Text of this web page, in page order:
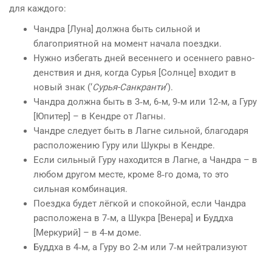
для каждого:
Чандра [Луна] должна быть сильной и
благоприятной на момент начала поездки.
Нужно избегать дней весеннего и осеннего равно­
денствия и дня, когда Сурья [Солнце] входит в
новый знак (‘Сурья-Санкранти‘).
Чандра должна быть в 3‑м, 6‑м, 9‑м или 12‑м, а Гуру
[Юпитер] – в Кендре от Лагны.
Чандре следует быть в Лагне сильной, благодаря
расположению Гуру или Шукры в Кендре.
Если сильный Гуру находится в Лагне, а Чандра ­– в
любом другом месте, кроме 8‑го дома, то это
сильная комбинация.
Поездка будет лёгкой и спокойной, если Чандра
расположена в 7‑м, а Шукра [Венера] и Буддха
[Меркурий] – в 4‑м доме.
Буддха в 4‑м, а Гуру во 2‑м или 7‑м нейтрализуют